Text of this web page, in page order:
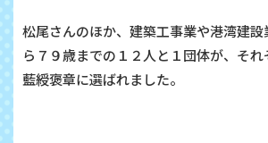
松尾さんのほか、建築工事業や港湾建
ら７９歳までの１２人と１団体が、それ
藍綬褒章に選ばれました。